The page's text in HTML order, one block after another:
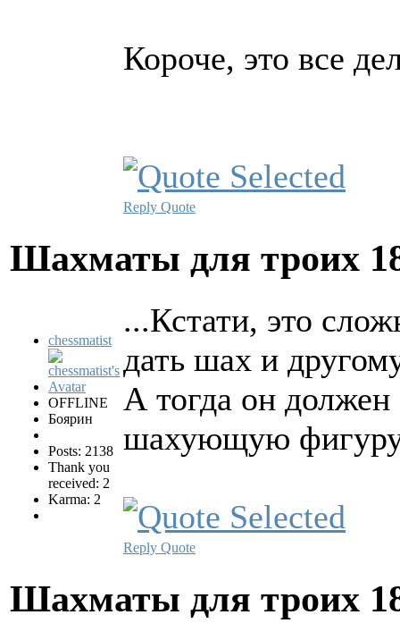
Короче, это все
Reply Quote
Шахматы для троих
chessmatist
OFFLINE
Боярин
Posts: 2138
Thank you
received: 2
Karma: 2
...Кстати, это
дать шах и
А тогда он должен
шахующую
Reply Quote
Шахматы для троих